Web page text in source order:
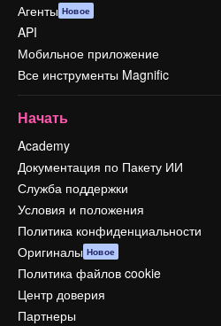
Агенты Новое
API
Мобильное приложение
Все инструменты Magnific
Начать
Academy
Документация по Пакету ИИ
Служба поддержки
Условия и положения
Политика конфиденциальности
Оригиналы Новое
Политика файлов cookie
Центр доверия
Партнеры